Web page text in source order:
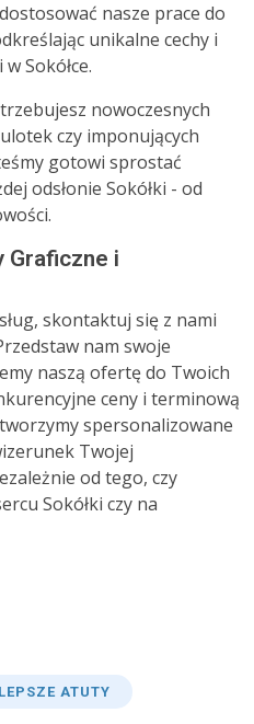
nasze prace do
unikalne cechy i
Sokółce.
nowoczesnych
czy imponujących
gotowi sprostać
odsłonie Sokółki - od
Graficzne i
skontaktuj się z nami
nam swoje
naszą ofertę do Twoich
ceny i terminową
spersonalizowane
Twojej
od tego, czy
Sokółki czy na
ATUTY